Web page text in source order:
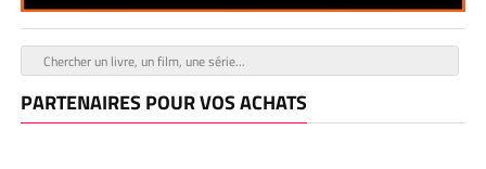
PARTENAIRES POUR VOS ACHATS